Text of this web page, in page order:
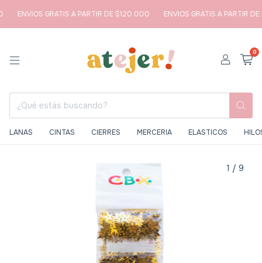
ENVIOS GRATIS A PARTIR DE $120.000 ENVIOS GRATIS A PARTIR DE
0
LANAS CINTAS CIERRES MERCERIA ELASTICOS
1 / 9